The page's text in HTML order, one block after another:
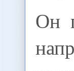
Он